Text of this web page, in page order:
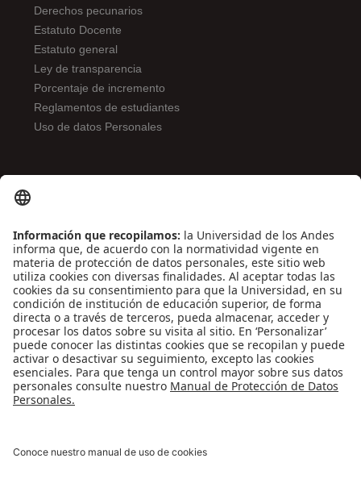
Derechos pecunarios
Estatuto Docente
Estatuto general
Ley de transparencia
Porcentaje de incremento
Reglamentos de estudiantes
Uso de datos Personales
Contáctenos
Biblioguías
Preguntas frecuentes
Capacitación
Directrices
Entretenimiento
Compra de libros y material audiovisual